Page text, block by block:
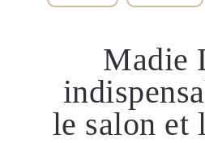
Madie
le salon et